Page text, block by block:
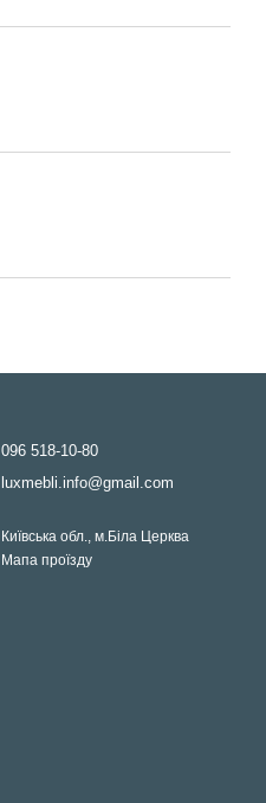
096 518-10-80
luxmebli.info@gmail.com
Київська обл., м.Біла Церква
Мапа проїзду